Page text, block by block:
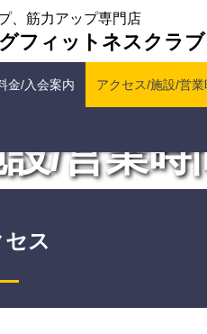
、筋力アップ専門店
フィットネスクラブ
金/入会案内 アクセス/施設/営業
/営業時
ス